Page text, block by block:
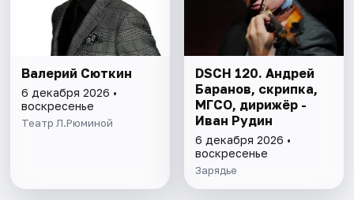
Валерий Сюткин
6 декабря 2026 •
воскресенье
Театр Л.Рюминой
DSCH 120. Андрей
Баранов, скрипка,
МГСО, дирижёр -
Иван Рудин
6 декабря 2026 •
воскресенье
Зарядье